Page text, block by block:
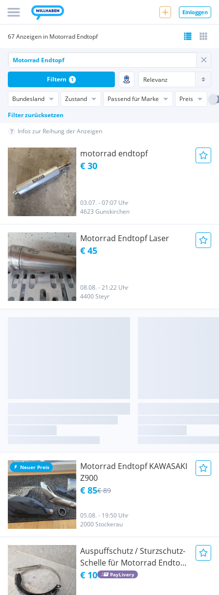
Einloggen
67 Anzeigen in Motorrad Endtopf
Bundesland Zustand Passend für Marke
Preis
Filter zurücksetzen
Filtern 1
Infos zur Reihung der Anzeigen
motorrad endtopf
€ 30
03.07. - 07:07 Uhr
4623 Gunskirchen
Motorrad Endtopf Laser
€ 45
08.08. - 21:22 Uhr
4400 Steyr
Neuer Preis
Motorrad Endtopf KAWASAKI
Z900
€ 85€ 89
05.08. - 19:50 Uhr
2000 Stockerau
Auspuffschutz / Sturzschutz-
Schelle für Motorrad Endtopf
- Schwarz, NEU!
€ 10 PayLivery